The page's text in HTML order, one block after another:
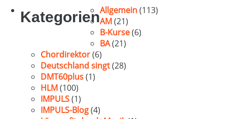
KategorienAllgemein(113)
AM(21)
B-Kurse(6)
BA(21)
Chordirektor(6)
Deutschland singt(28)
DMT60plus(1)
HLM(100)
IMPULS(1)
IMPULS-Blog(4)